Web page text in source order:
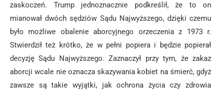
zaskoczeń. Trump jednoznacznie podkreślił, że to on
mianował dwóch sędziów Sądu Najwyższego, dzięki czemu
było możliwe obalenie aborcyjnego orzeczenia z 1973 r.
Stwierdził też krótko, że w pełni popiera i będzie popierał
decyzję Sądu Najwyższego. Zaznaczył przy tym, że zakaz
aborcji wcale nie oznacza skazywania kobiet na śmierć, gdyż
zawsze są takie wyjątki, jak ochrona życia czy zdrowia